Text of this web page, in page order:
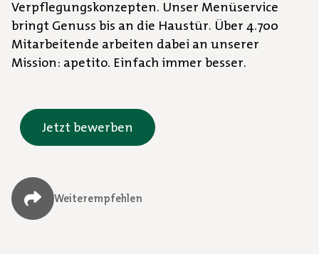
Verpflegungskonzepten. Unser Menüservice
bringt Genuss bis an die Haustür. Über 4.700
Mitarbeitende arbeiten dabei an unserer
Mission: apetito. Einfach immer besser.
Jetzt bewerben
Weiterempfehlen